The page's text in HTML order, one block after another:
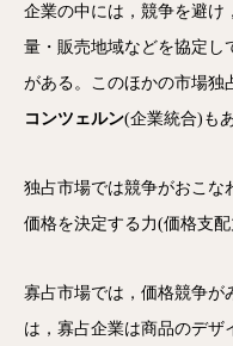
企業の中には，競争を避け
量・販売地域などを協定し
がある。このほかの市場独
コンツェルン(企業統合)もあ
独占市場では競争がおこな
価格を決定する力(価格支配
寡占市場では，価格競争が
は，寡占企業は商品のデザ